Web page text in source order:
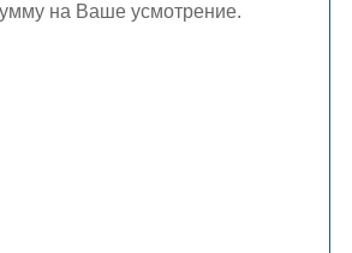
на Ваше усмотрение.